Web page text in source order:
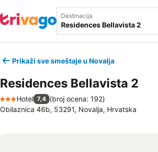
Destinacija
Prikaži sve smeštaje u Novalja
Residences Bellavista 2
3 Zvezdice
Hotel 7,4 (broj ocena: 192)
Obilaznica 46b, 53291, Novalja, Hrvatska